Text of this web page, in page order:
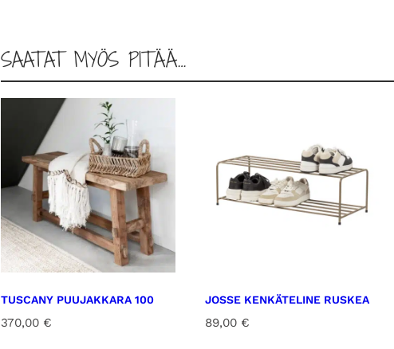
SAATAT MYÖS PITÄÄ…
TUSCANY PUUJAKKARA 100
370,00 €
JOSSE KENKÄTELINE RUSKEA
89,00 €